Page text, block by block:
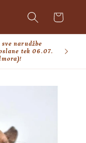
Cart
narudžbe
tek 06.07.